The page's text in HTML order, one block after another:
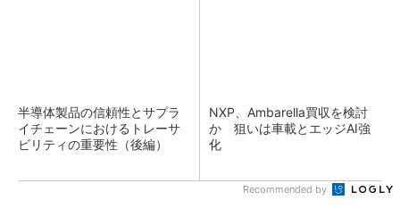
半導体製品の信頼性とサプラ
イチェーンにおけるトレーサ
ビリティの重要性（後編）
NXP、Ambarella買収を検討
か 狙いは車載とエッジAI強
化
Recommended by